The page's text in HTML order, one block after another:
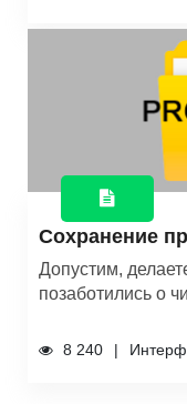
Сохранение
Допустим,
позаботились о
8 240